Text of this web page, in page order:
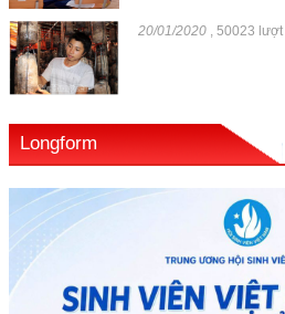
20/01/2020 50023 lượt
Longform